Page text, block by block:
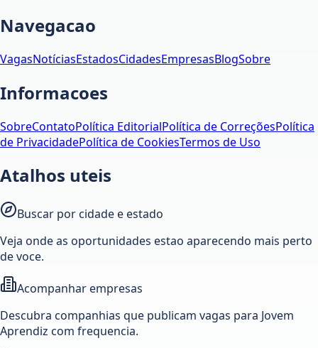
Navegacao
VagasNotíciasEstadosCidadesEmpresasBlogSobre
Informacoes
SobreContatoPolítica EditorialPolítica de CorreçõesPolítica
de PrivacidadePolítica de CookiesTermos de Uso
Atalhos uteis
Buscar por cidade e estado
Veja onde as oportunidades estao aparecendo mais perto
de voce.
Acompanhar empresas
Descubra companhias que publicam vagas para Jovem
Aprendiz com frequencia.